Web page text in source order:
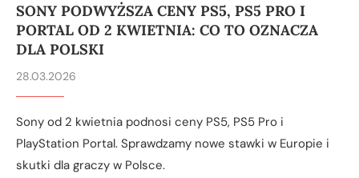
SONY PODWYŻSZA CENY PS5, PS5 PRO I
PORTAL OD 2 KWIETNIA: CO TO OZNACZA
DLA POLSKI
28.03.2026
Sony od 2 kwietnia podnosi ceny PS5, PS5 Pro i
PlayStation Portal. Sprawdzamy nowe stawki w Europie i
skutki dla graczy w Polsce.